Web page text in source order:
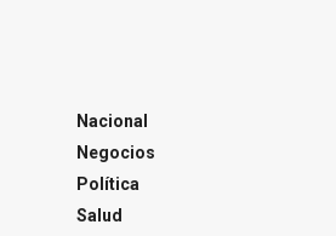
Nacional
Negocios
Política
Salud